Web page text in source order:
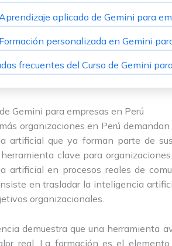
aplicado de Gemini para
Formación personalizada en Gemini
frecuentes del Curso de Gemini
Gemini para empresas en Perú
organizaciones en Perú
artificial que ya forman parte de
clave para
artificial en procesos reales de
en trasladar la inteligencia
organizacionales.
demuestra que una herramienta
real. La formación es el